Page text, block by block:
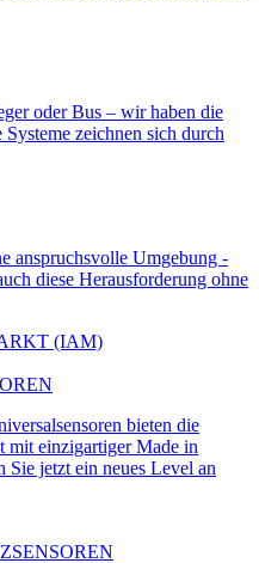
oder Bus – wir haben die
zeichnen sich durch
anspruchsvolle Umgebung -
diese Herausforderung ohne
(IAM)
bieten die
mit einzigartiger Made in
Sie jetzt ein neues Level an